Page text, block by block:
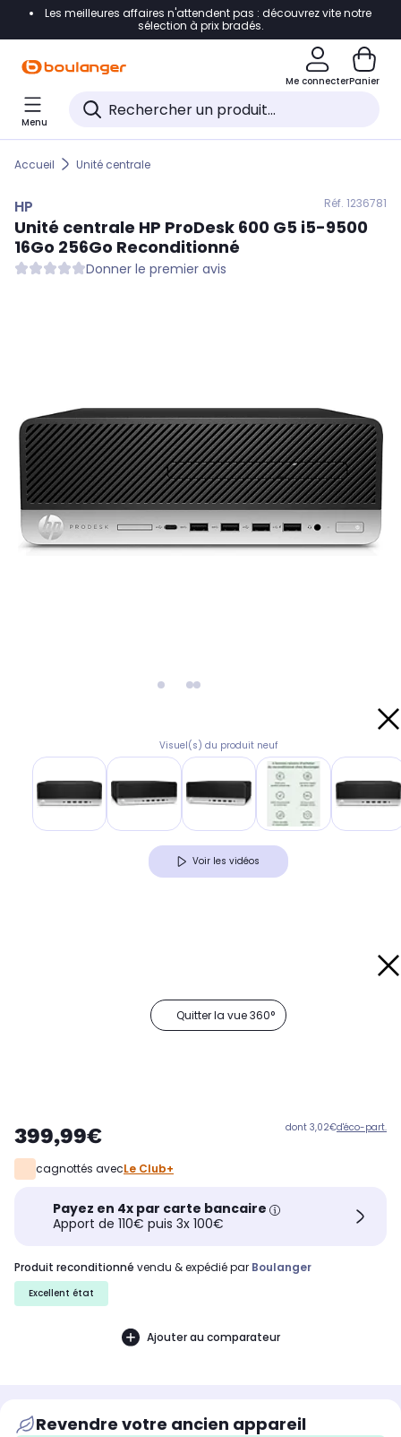
Accéder directement à la navigation
Accéder directement au pied de page
Accéder directement au chatbot
Les meilleures affaires n'attendent pas : découvrez vite notre
sélection à prix bradés.
Me connecterPanier
Menu
Accueil Unité centrale
HP Réf. 1236781
Unité centrale HP ProDesk 600 G5 i5-9500
16Go 256Go Reconditionné
Donner le premier avis
Visuel(s) du produit neuf
Voir les vidéos
Quitter la vue 360°
399,99€ dont 3,02€d'éco-part.
cagnottés avecLe Club+
Payez en 4x par carte bancaire
Apport de 110€ puis 3x 100€
produit reconditionné vendu & expédié par Boulanger
Excellent état
Ajouter au comparateur
Revendre votre ancien appareil